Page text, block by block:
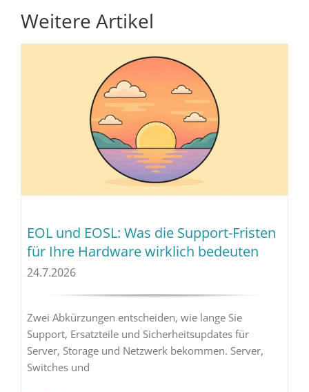
Weitere Artikel
EOL und EOSL: Was die Support-Fristen
für Ihre Hardware wirklich bedeuten
24.7.2026
Zwei Abkürzungen entscheiden, wie lange Sie
Support, Ersatzteile und Sicherheitsupdates für
Server, Storage und Netzwerk bekommen. Server,
Switches und